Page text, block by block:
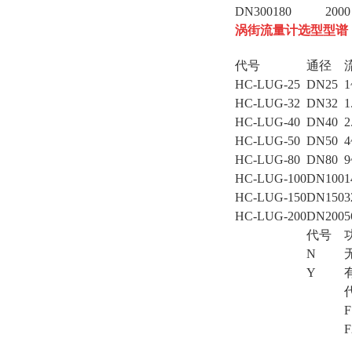
DN300180
2000
涡街流量计选型型谱
代号 通径
HC-LUG-25 DN25
HC-LUG-32 DN32
HC-LUG-40 DN40
HC-LUG-50 DN50
HC-LUG-80 DN80
HC-LUG-100DN100
HC-LUG-150DN150
HC-LUG-200DN200
代号
N
Y